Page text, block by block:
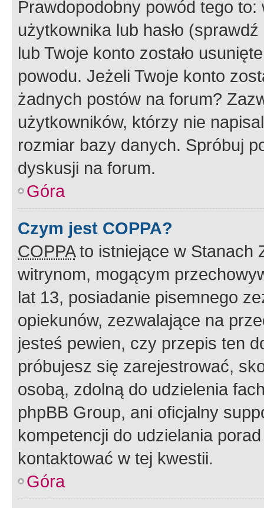
Prawdopodobny powód tego to:
użytkownika lub hasło
lub Twoje konto zostało
powodu. Jeżeli Twoje konto
żadnych postów na forum?
użytkowników, którzy nie
rozmiar bazy danych. Spróbuj
dyskusji na forum.
Góra
Czym jest COPPA?
COPPAto istniejące w Stanach
witrynom, mogącym
lat 13, posiadanie pisemnego
opiekunów, zezwalające na
jesteś pewien, czy przepis ten
próbujesz się zarejestrować,
osobą, zdolną do udzielenia
phpBB Group, ani oficjalny
kompetencji do udzielania
kontaktować w tej kwestii.
Góra